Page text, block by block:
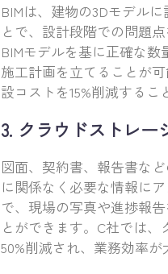
BIMは、建物の3Dモデル
とで、設計段階での問題
BIMモデルを基に正確な
施工計画を立てることが
設コストを15%削減するこ
3. クラウドストレ
図面、契約書、報告書な
に関係なく必要な情報に
で、現場の写真や進捗報
とができます。C社では
50%削減され、業務効率が